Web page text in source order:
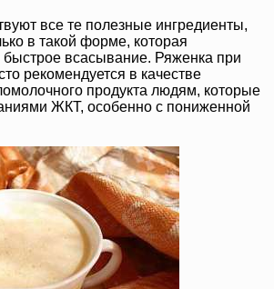
все те полезные ингредиенты,
в такой форме, которая
быстрое всасывание. Ряженка при
рекомендуется в качестве
продукта людям, которые
ЖКТ, особенно с пониженной